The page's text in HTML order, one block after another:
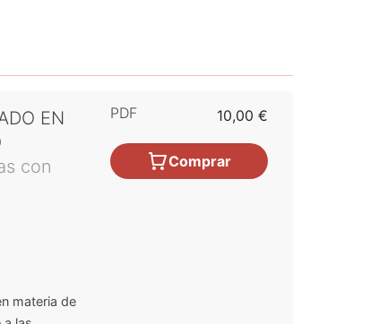
EN
con
materia de
PDF 10,00 €
Comprar